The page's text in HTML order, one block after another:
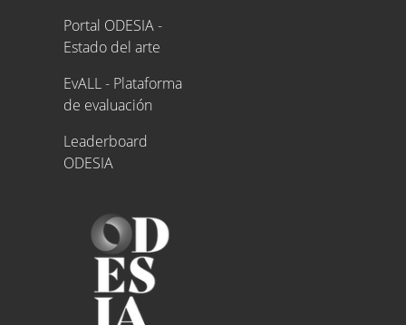
Portal ODESIA -
Estado del arte
EvALL - Plataforma
de evaluación
Leaderboard
ODESIA